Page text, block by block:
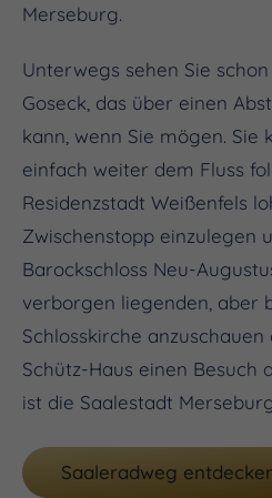
Merseburg.
Unterwegs sehen Sie
Goseck, das über einen
kann, wenn Sie mögen. Sie
einfach weiter dem Fluss
Residenzstadt Weißenfels
Zwischenstopp einzulegen
Barockschloss Neu-
verborgen liegenden, aber
Schlosskirche
Schütz-Haus einen Besuch
ist die Saalestadt
Saaleradweg